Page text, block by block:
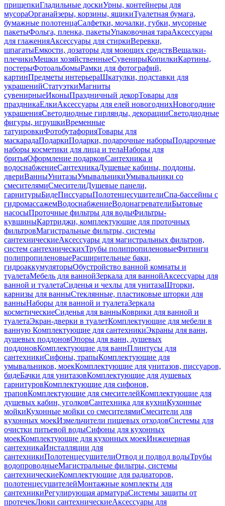
прищепкиГладильные доскиУрны, контейнеры для
мусораОрганайзеры, корзины, ящикиТуалетная бумага,
бумажные полотенцаСалфетки, мочалки, губки, мусорные
пакетыФольга, пленка, пакетыУпаковочная тараАксессуары
для глаженияАксессуары для стиркиВеревки,
шпагатыЕмкости, дозаторы для моющих средствВешалки-
плечикиМешки хозяйственныеСувенирыКопилкиКартины,
постерыФотоальбомыРамки для фотографий,
картинПредметы интерьераШкатулки, подставки для
украшенийСтатуэткиМагниты
сувенирныеИконыПраздничный декорТовары для
праздникаЕлкиАксессуары для елей новогоднихНовогодние
украшенияСветодиодные гирлянды, декорацииСветодиодные
фигуры, игрушкиВременные
татуировкиФотобутафорияТовары для
маскарадаПодаркиПодарки, подарочные наборыПодарочные
наборы косметики для лица и телаНаборы для
бритьяОформление подарковСантехника и
водоснабжениеСантехникаДушевые кабины, поддоны,
двериВанныУнитазыУмывальникиУмывальники со
смесителямиСмесителиДушевые панели,
гарнитурыБидеПиссуарыПолотенцесушителиСпа-бассейны с
гидромассажемВодоснабжениеВодонагревателиБытовые
насосыПроточные фильтры для водыФильтры-
кувшиныКартриджи, комплектующие для проточных
фильтровМагистральные фильтры, системы
сантехническиеАксессуары для магистральных фильтров,
систем сантехническихТрубы полипропиленовыеФитинги
полипропиленовыеРасширительные баки,
гидроаккумуляторыОбустройство ванной комнаты и
туалетаМебель для ваннойЗеркала для ваннойАксессуары для
ванной и туалетаСиденья и чехлы для унитазаШторки,
карнизы для ванныСтеклянные, пластиковые шторки для
ванныНаборы для ванной и туалетаЗеркала
косметическиеСиденья для ванныКоврики для ванной и
туалетаЭкран-дверки в туалетКомплектующие для мебели в
ванную Комплектующие для сантехникиЭкраны для ванн,
душевых поддоновОпоры для ванн, душевых
поддоновКомплектующие для ваннПлинтусы для
сантехникиСифоны, трапыКомплектующие для
умывальников, моекКомплектующие для унитазов, писсуаров,
бидеБачки для унитазовКомплектующие для душевых
гарнитуровКомплектующие для сифонов,
траповКомплектующие для смесителейКомплектующие для
душевых кабин, уголковСантехника для кухниКухонные
мойкиКухонные мойки со смесителямиСмесители для
кухонных моекИзмельчители пищевых отходовСистемы для
очистки питьевой водыСифоны для кухонных
моекКомплектующие для кухонных моекИнженерная
сантехникаИнсталляции для
сантехникиПолотенцесушителиОтвод и подвод водыТрубы
водопроводныеМагистральные фильтры, системы
сантехническиеКомплектующие для радиаторов,
полотенцесушителейМонтажные комплекты для
сантехникиРегулирующая арматураСистемы защиты от
протечекЛюки сантехническиеАксессуары для